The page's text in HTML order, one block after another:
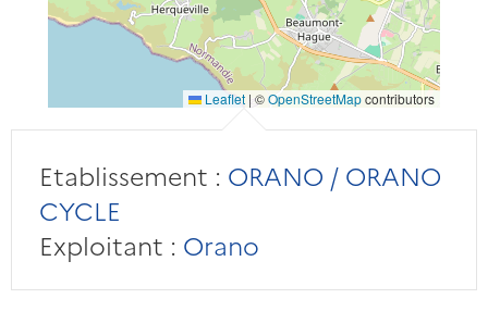
Leaflet | ©OpenStreetMapcontributors
Etablissement : ORANO / ORANO
CYCLE
Exploitant : Orano